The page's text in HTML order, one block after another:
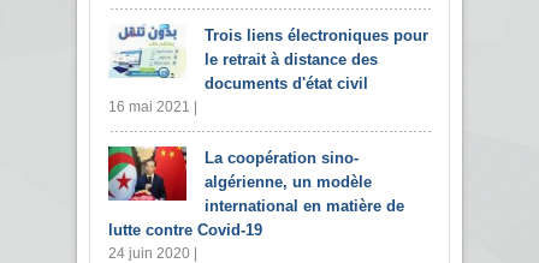
Trois liens électroniques pour
le retrait à distance des
documents d'état civil
16 mai 2021 |
La coopération sino-
algérienne, un modèle
international en matière de
lutte contre Covid-19
24 juin 2020 |